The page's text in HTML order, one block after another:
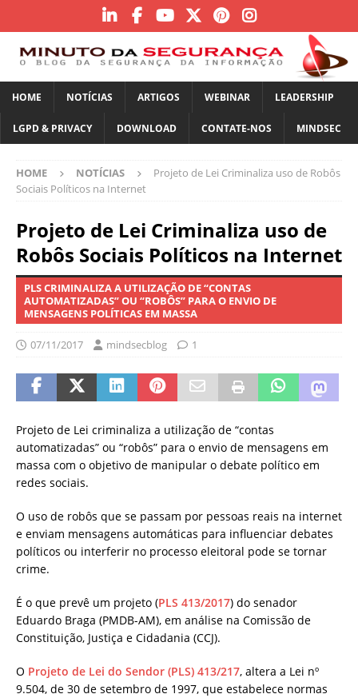
HOME NOTÍCIAS ARTIGOS WEBINAR LEADERSHIP
LGPD & PRIVACY DOWNLOAD CONTATE-NOS MINDSEC
HOME NOTÍCIAS
Projeto de Lei Criminaliza uso de Robôs
Sociais Políticos na Internet
Projeto de Lei Criminaliza uso de
Robôs Sociais Políticos na Internet
PLS CRIMINALIZA A UTILIZAÇÃO DE “CONTAS
AUTOMATIZADAS” OU “ROBÔS” PARA O ENVIO DE
MENSAGENS POLÍTICAS EM MASSA
07/11/2017 mindsecblog 1
Projeto de Lei criminaliza a utilização de “contas
automatizadas” ou “robôs” para o envio de mensagens em
massa com o objetivo de manipular o debate político em
redes sociais.
O uso de robôs que se passam por pessoas reais na internet
e enviam mensagens automáticas para influenciar debates
políticos ou interferir no processo eleitoral pode se tornar
crime.
É o que prevê um projeto (PLS 413/2017) do senador
Eduardo Braga (PMDB-AM), em análise na Comissão de
Constituição, Justiça e Cidadania (CCJ).
O Projeto de Lei do Sendor (PLS) 413/217, altera a Lei nº
9.504, de 30 de setembro de 1997, que estabelece normas